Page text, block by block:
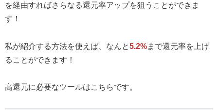
を経由すればさらなる還元率アップを狙うことができま
す！
私が紹介する方法を使えば、なんと5.2%まで還元率を上げ
ることができます！
高還元に必要なツールはこちらです。